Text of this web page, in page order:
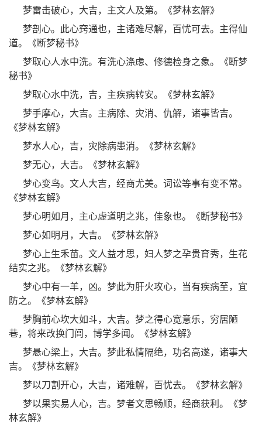
梦雷击破心，大吉，主文人及第。《梦林玄解》
梦剖心。此心窍通也，主诸难尽解，百忧可去。主得仙
道。《断梦秘书》
梦取心人水中洗。有洗心涤虑、修德检身之象。《断梦
秘书》
梦取心水中洗，吉，主疾病转安。《梦林玄解》
梦手摩心，大吉。主病除、灾消、仇解，诸事皆吉。
《梦林玄解》
梦水人心，吉，灾除病患消。《梦林玄解》
梦无心，大吉。《梦林玄解》
梦心变鸟。文人大吉，经商尤美。词讼等事有变不常。
《梦林玄解》
梦心明如月，主心虚道明之兆，佳象也。《断梦秘书》
梦心如明月，大吉。《梦林玄解》
梦心上生禾苗。文人益才思，妇人梦之孕贵育秀，生花
结实之兆。《梦林玄解》
梦心中有一羊，凶。梦此为肝火攻心，当有疾病至，宜
防之。《梦林玄解》
梦胸前心坎大如斗，大吉。梦之得心宽意乐，穷居陋
巷，将来改换门闾，博学多闻。《梦林玄解》
梦悬心梁上，大吉。梦此私情隔绝，功名高遂，诸事大
吉。《梦林玄解》
梦以刀割开心，大吉，诸难解，百忧去。《梦林玄解》
梦以果实易人心，吉。梦者文思畅顺，经商获利。《梦
林玄解》